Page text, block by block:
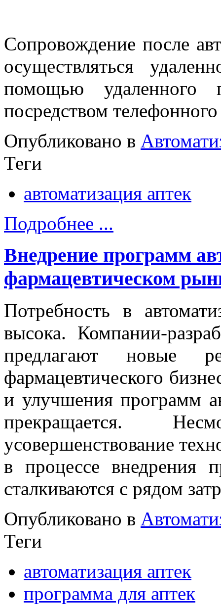
Сопровождение после
осуществляться
помощью удаленного
посредством
Опубликовано в
Теги
автоматизация аптек
Подробнее ...
Внедрение программ
фармацевтическом
Потребность в
высока. Компании-
предлагают новые
фармацевтического
и улучшения программ
прекращается.
усовершенствование
в процессе внедрения
сталкиваются с рядом
Опубликовано в
Теги
автоматизация аптек
программа для аптек